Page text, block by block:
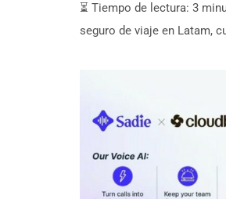
⏳ Tiempo de lectura: 3
seguro de viaje en Latam,